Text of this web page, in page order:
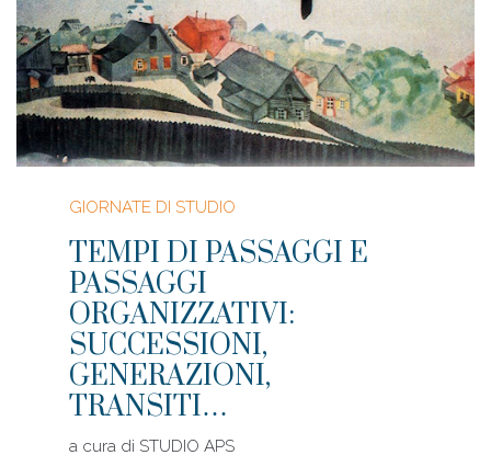
GIORNATE DI STUDIO
TEMPI DI PASSAGGI E
PASSAGGI
ORGANIZZATIVI:
SUCCESSIONI,
GENERAZIONI,
TRANSITI…
a cura di STUDIO APS